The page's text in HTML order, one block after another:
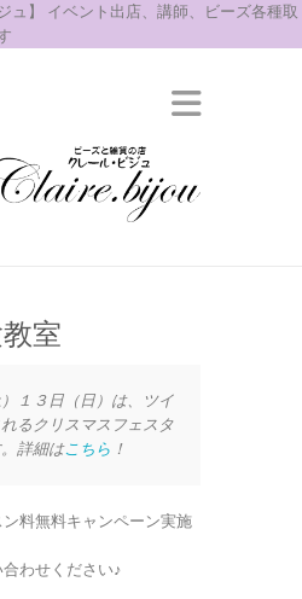
ュ】 イベント出店、講師、ビーズ各種取
室
１３日（日）は、ツイ
るクリスマスフェスタ
詳細はこちら ！
料無料キャンペーン実施
わせください♪